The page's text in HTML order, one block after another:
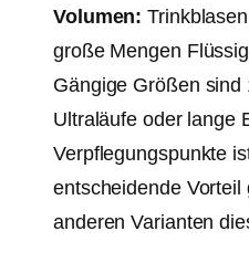
Volumen:
große Mengen
Gängige Größen sind
Ultraläufe oder lange
Verpflegungspunkte
entscheidende Vorteil
anderen Varianten